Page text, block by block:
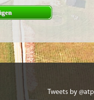
Tweets by